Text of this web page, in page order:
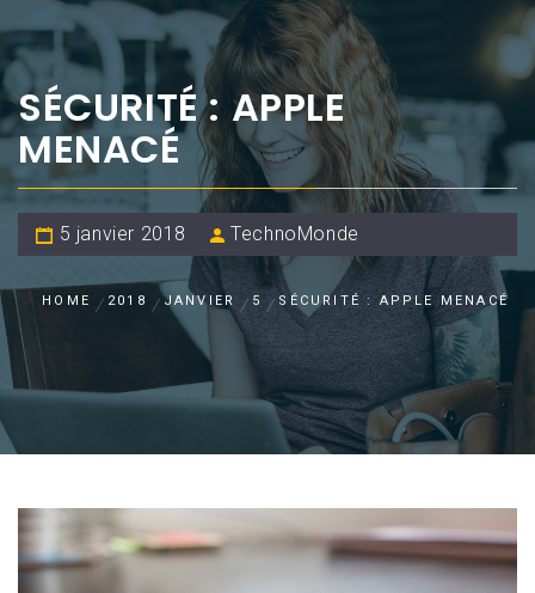
SÉCURITÉ : APPLE
MENACÉ
5 janvier 2018 TechnoMonde
HOME 2018 JANVIER 5 SÉCURITÉ : APPLE MENACÉ